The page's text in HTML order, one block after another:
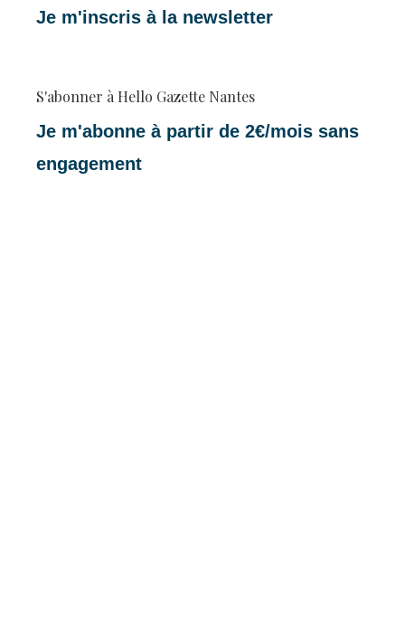
Je m'inscris à la newsletter
S'abonner à Hello Gazette Nantes
Je m'abonne à partir de 2€/mois sans
engagement